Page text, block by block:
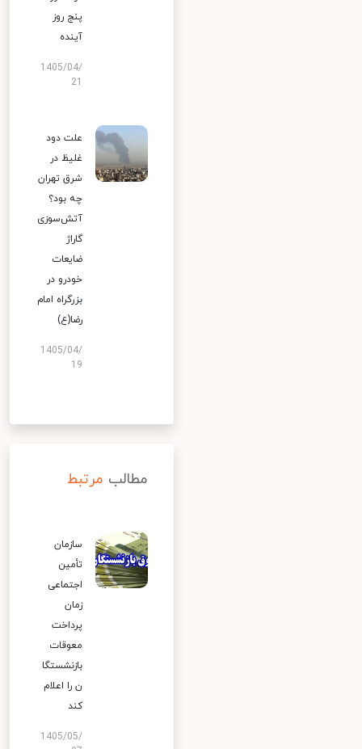
پنج روز
آینده
1405/04/
علت دود
غلیظ در
شرق تهران
چه بود؟
آتش‌سوزی
گاراژ
ضایعات
خودرو در
بزرگراه امام
رضا(ع)
1405/04/
19
مطالب مرتبط
سازمان
تأمین
اجتماعی
زمان
پرداخت
معوقات
بازنشستگا
ن را اعلام
کند
1405/05/